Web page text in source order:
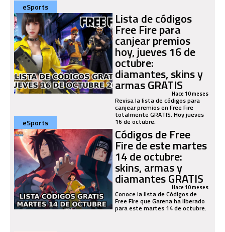
eSports
Lista de códigos
Free Fire para
canjear premios
hoy, jueves 16 de
octubre:
diamantes, skins y
armas GRATISHace 10 meses
Revisa la lista de códigos para
canjear premios en Free Fire
totalmente GRATIS, Hoy jueves
16 de octubre.
eSports
Códigos de Free
Fire de este martes
14 de octubre:
skins, armas y
diamantes GRATIS
Hace 10 meses
Conoce la lista de Códigos de
Free Fire que Garena ha liberado
para este martes 14 de octubre.